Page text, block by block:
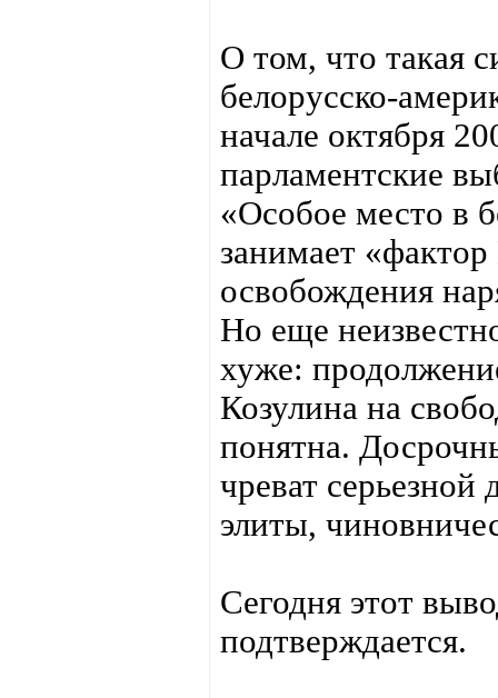
О том, что такая
белорусско-
начале октября
парламентские
«Особое место в
занимает
освобождения
Но еще
хуже:
Козулина на
понятна.
чреват серьезной
элиты,
Сегодня этот
подтверждается.